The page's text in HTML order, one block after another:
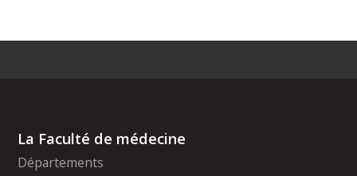
La Faculté de médecine
Départements